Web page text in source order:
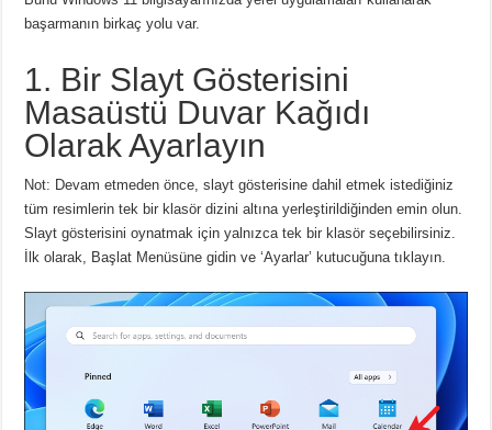
başarmanın birkaç yolu var.
1. Bir Slayt Gösterisini
Masaüstü Duvar Kağıdı
Olarak Ayarlayın
Not: Devam etmeden önce, slayt gösterisine dahil etmek istediğiniz
tüm resimlerin tek bir klasör dizini altına yerleştirildiğinden emin olun.
Slayt gösterisini oynatmak için yalnızca tek bir klasör seçebilirsiniz.
İlk olarak, Başlat Menüsüne gidin ve ‘Ayarlar’ kutucuğuna tıklayın.